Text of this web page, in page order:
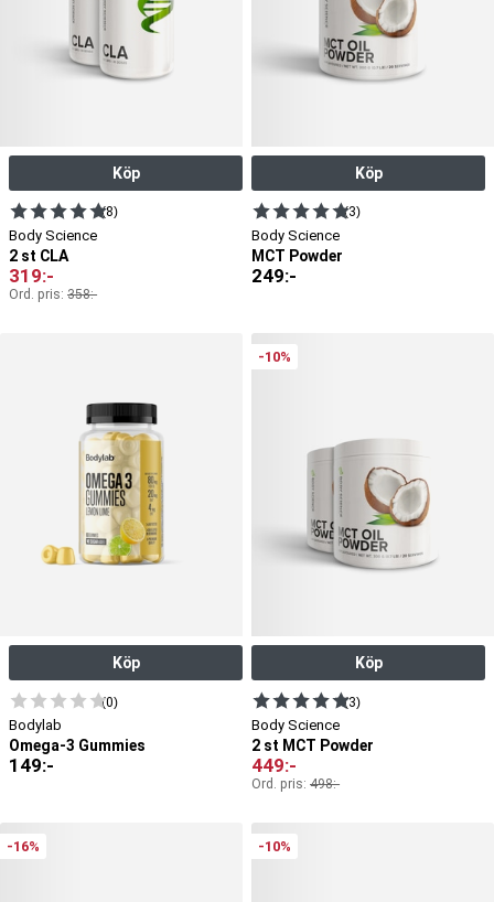
Köp
(8)
Body Science
2 st CLA
319:-
Ord. pris: 358:-
Köp
(3)
Body Science
MCT Powder
249:-
Köp
(0)
Bodylab
Omega-3 Gummies
149:-
-10%
Köp
(3)
Body Science
2 st MCT Powder
449:-
Ord. pris: 498:-
-16% -10%